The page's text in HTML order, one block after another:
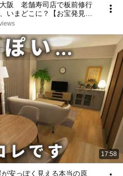
大阪 老舗寿司店で板前修行
いまどこに？【お宝発見！
17:58
が安っぽく見える本当の原